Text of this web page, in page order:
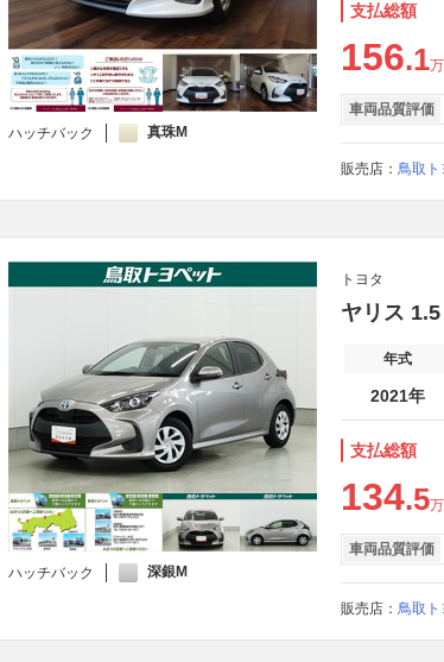
ハッチバック 真珠M
支払総額
156.1
車両品質評価
販売店： 鳥取ト
ハッチバック 深銀M
トヨタ
ヤリス
年式
2021年
支払総額
134.5
車両品質評価
販売店： 鳥取ト